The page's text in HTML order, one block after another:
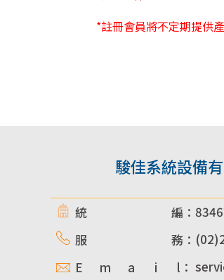
*註冊會員將不定期提供
駿佳系統設備
統 編：
服 務：
E m a i l：